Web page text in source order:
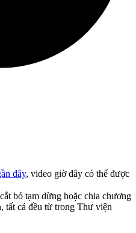
đây, video giờ đây có thể được
bỏ tạm dừng hoặc chia chương
tất cả đều từ trong Thư viện